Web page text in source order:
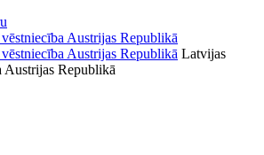
Latvijas
Austrijas Republikā